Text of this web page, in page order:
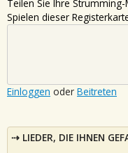
Teilen Sie Ihre
Spielen dieser
Einloggen oder Beitreten
LIEDER, DIE IHNEN